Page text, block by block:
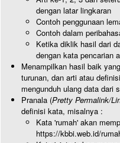
dengan latar lingkaran
Contoh penggunaan
Contoh dalam
Ketika diklik hasil dari
dengan kata pencarian
Menampilkan hasil baik
turunan, dan arti atau
mengunduh ulang data dari
Pranala (Pretty Permalink/
definisi kata, misalnya :
Kata 'rumah' akan
https://kbbi.web.id/